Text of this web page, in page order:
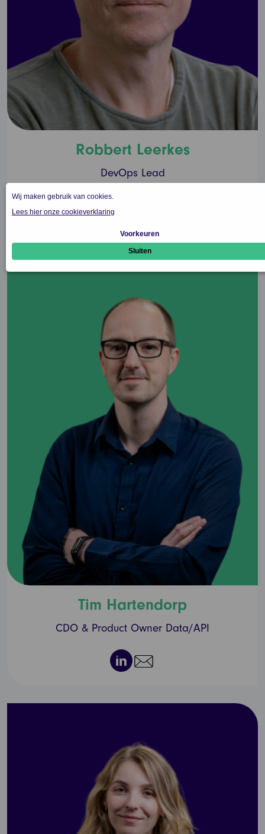
Robbert Leerkes
DevOps Lead
Tim Hartendorp
CDO & Product Owner Data/API